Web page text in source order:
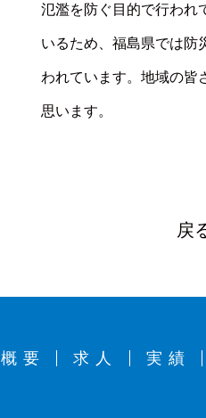
氾濫を防ぐ目的で行われ
いるため、福島県では防
われています。地域の皆
思います。
戻
概要 求人 実績